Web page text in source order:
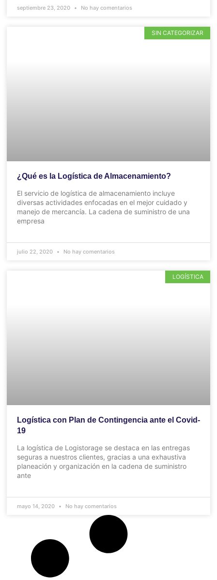
septiembre 23, 2020 No hay comentarios
SIN CATEGORIZAR
¿Qué es la Logística de Almacenamiento?
El servicio de logística de almacenamiento incluye
diversas actividades enfocadas en el mejor cuidado y
manejo de mercancía. La cadena de suministro de una
empresa
julio 22, 2020 No hay comentarios
LOGÍSTICA
Logística con Plan de Contingencia ante el Covid-
19
La logística de Logistorage se destaca en las entregas
seguras a nuestros clientes, gracias a una exhaustiva
planeación y organización en la cadena de suministro
ante
mayo 14, 2020 No hay comentarios